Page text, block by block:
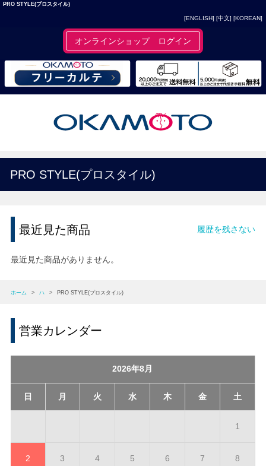
PRO STYLE(プロスタイル)
[ENGLISH] [中文] [KOREAN]
オンラインショップ ログイン
PRO STYLE(プロスタイル)
最近見た商品 履歴を残さない
最近見た商品がありません。
ホーム > ハ > PRO STYLE(プロスタイル)
営業カレンダー
2026年8月
日 月 火 水 木 金 土
1
2 3 4 5 6 7 8